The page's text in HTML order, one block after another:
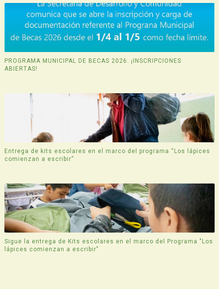
PROGRAMA MUNICIPAL DE BECAS 2026: ¡INSCRIPCIONES
ABIERTAS!
Entrega de kits escolares en el marco del programa “Los lápices
comienzan a escribir”
Sigue la entrega de Kits escolares en el marco del Programa "Los
lápices comienzan a escribir"